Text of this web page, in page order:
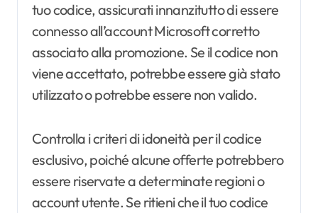
tuo codice, assicurati innanzitutto di essere
connesso all’account Microsoft corretto
associato alla promozione. Se il codice non
viene accettato, potrebbe essere già stato
utilizzato o potrebbe essere non valido.
Controlla i criteri di idoneità per il codice
esclusivo, poiché alcune offerte potrebbero
essere riservate a determinate regioni o
account utente. Se ritieni che il tuo codice